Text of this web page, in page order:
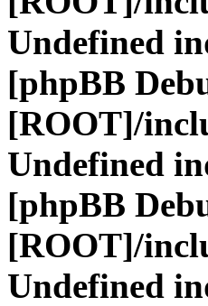
Undefined
[phpBB
[ROOT]/
Undefined
[phpBB
[ROOT]/
Undefined